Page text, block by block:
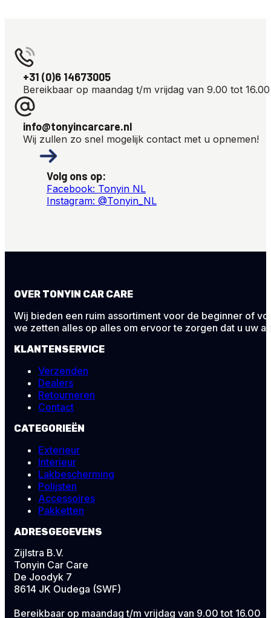
+31 (0)6 14673005
Bereikbaar op maandag t/m vrijdag van 9.00 tot
info@tonyincarcare.nl
Wij zullen zo snel mogelijk contact met u opnemen!
Volg ons op:
Facebook: Tonyin NL
Instagram: @Tonyin_NL
OVER TONYIN CAR CARE
Wij bieden een ruim assortiment voor de beginner of
we zetten alles op alles om ervoor te zorgen dat u uw
KLANTENSERVICE
Verzenden
Dealers
Retourneren
Contact
CATEGORIEËN
Exterieur
Interieur
Lakbescherming
Polijsten
Accessoires
Pakketten
ADRESGEGEVENS
Zijlstra B.V.
Tonyin Car Care
De Joodyk 7
8614 JK Oudega (SWF)
Bereikbaar op maandag t/m vrijdag van 9.00 tot 16.00